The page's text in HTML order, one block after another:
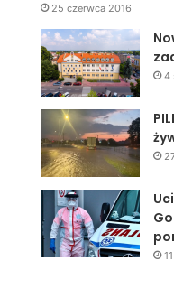
25 czerwca 2016
4